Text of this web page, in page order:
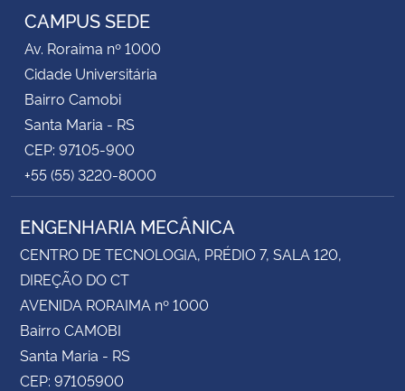
CAMPUS SEDE
Av. Roraima nº 1000
Cidade Universitária
Bairro Camobi
Santa Maria - RS
CEP: 97105-900
+55 (55) 3220-8000
ENGENHARIA MECÂNICA
CENTRO DE TECNOLOGIA, PRÉDIO 7, SALA 120,
DIREÇÃO DO CT
AVENIDA RORAIMA nº 1000
Bairro CAMOBI
Santa Maria - RS
CEP: 97105900